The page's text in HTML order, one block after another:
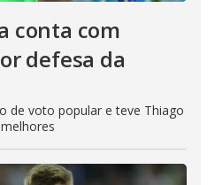
conta com
defesa da
de voto popular e teve Thiago